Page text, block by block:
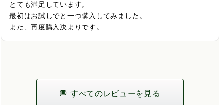
とても満足しています。
最初はお試しでと一つ購入してみました。
また、再度購入決まりです。
すべてのレビューを見る